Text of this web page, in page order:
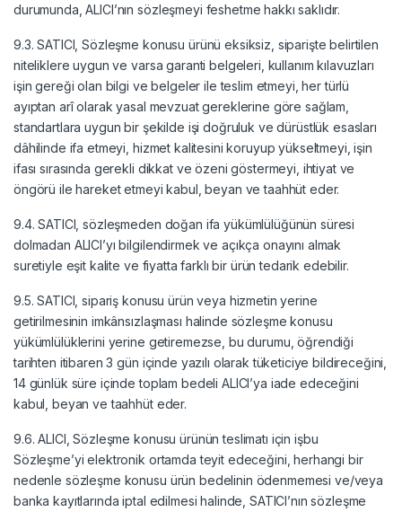
durumunda, ALICI’nın sözleşmeyi feshetme hakkı saklıdır.
9.3. SATICI, Sözleşme konusu ürünü eksiksiz, siparişte belirtilen
niteliklere uygun ve varsa garanti belgeleri, kullanım kılavuzları
işin gereği olan bilgi ve belgeler ile teslim etmeyi, her türlü
ayıptan arî olarak yasal mevzuat gereklerine göre sağlam,
standartlara uygun bir şekilde işi doğruluk ve dürüstlük esasları
dâhilinde ifa etmeyi, hizmet kalitesini koruyup yükseltmeyi, işin
ifası sırasında gerekli dikkat ve özeni göstermeyi, ihtiyat ve
öngörü ile hareket etmeyi kabul, beyan ve taahhüt eder.
9.4. SATICI, sözleşmeden doğan ifa yükümlülüğünün süresi
dolmadan ALICI’yı bilgilendirmek ve açıkça onayını almak
suretiyle eşit kalite ve fiyatta farklı bir ürün tedarik edebilir.
9.5. SATICI, sipariş konusu ürün veya hizmetin yerine
getirilmesinin imkânsızlaşması halinde sözleşme konusu
yükümlülüklerini yerine getiremezse, bu durumu, öğrendiği
tarihten itibaren 3 gün içinde yazılı olarak tüketiciye bildireceğini,
14 günlük süre içinde toplam bedeli ALICI’ya iade edeceğini
kabul, beyan ve taahhüt eder.
9.6. ALICI, Sözleşme konusu ürünün teslimatı için işbu
Sözleşme’yi elektronik ortamda teyit edeceğini, herhangi bir
nedenle sözleşme konusu ürün bedelinin ödenmemesi ve/veya
banka kayıtlarında iptal edilmesi halinde, SATICI’nın sözleşme